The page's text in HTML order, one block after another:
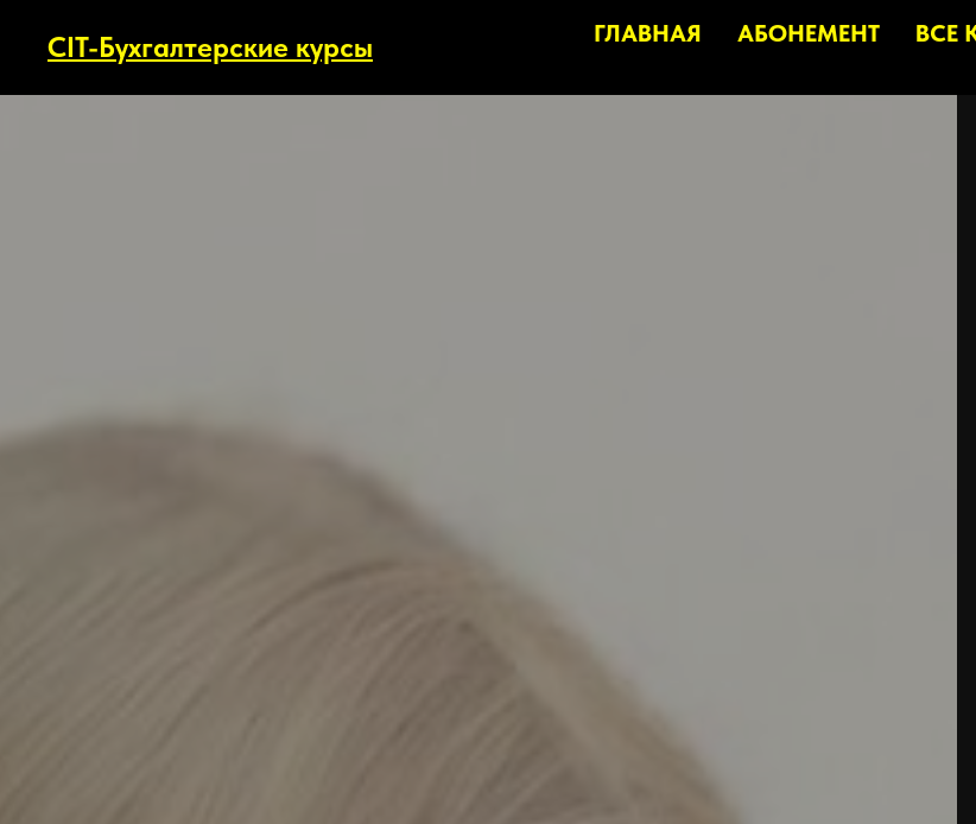
CIT-Бухгалтерские курсы ГЛАВНАЯ АБОНЕМЕНТ ВСЕ